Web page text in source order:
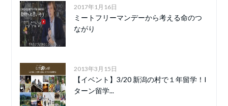
2017年1月16日
ミートフリーマンデーから考える命のつ
ながり
2013年3月15日
【イベント】3/20 新潟の村で１年留学！I
ターン留学...